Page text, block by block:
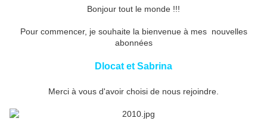
Bonjour tout le monde !!!
Pour commencer, je souhaite la bienvenue à mes nouvelles
abonnées
Dlocat et Sabrina
Merci à vous d'avoir choisi de nous rejoindre.